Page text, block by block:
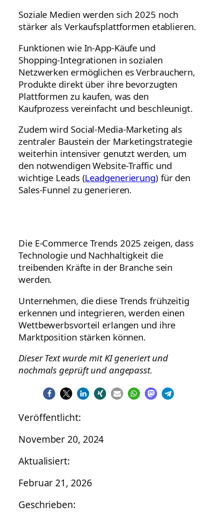
Soziale Medien werden sich 2025 noch
stärker als Verkaufsplattformen etablieren.
Funktionen wie In-App-Käufe und
Shopping-Integrationen in sozialen
Netzwerken ermöglichen es Verbrauchern,
Produkte direkt über ihre bevorzugten
Plattformen zu kaufen, was den
Kaufprozess vereinfacht und beschleunigt.
Zudem wird Social-Media-Marketing als
zentraler Baustein der Marketingstrategie
weiterhin intensiver genutzt werden, um
den notwendigen Website-Traffic und
wichtige Leads (Leadgenerierung) für den
Sales-Funnel zu generieren.
Die E-Commerce Trends 2025 zeigen, dass
Technologie und Nachhaltigkeit die
treibenden Kräfte in der Branche sein
werden.
Unternehmen, die diese Trends frühzeitig
erkennen und integrieren, werden einen
Wettbewerbsvorteil erlangen und ihre
Marktposition stärken können.
Dieser Text wurde mit KI generiert und
nochmals geprüft und angepasst.
Veröffentlicht:
November 20, 2024
Aktualisiert:
Februar 21, 2026
Geschrieben: